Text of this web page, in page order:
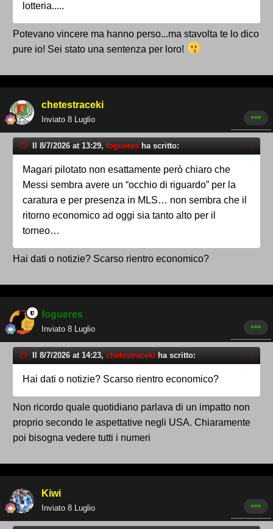
lotteria.....
Potevano vincere ma hanno perso...ma stavolta te lo dico
pure io! Sei stato una sentenza per loro!
chetestraceki
Inviato 8 Luglio
Il 8/7/2026 at 13:29, fogueres ha scritto:
Magari pilotato non esattamente però chiaro che
Messi sembra avere un “occhio di riguardo” per la
caratura e per presenza in MLS… non sembra che il
ritorno economico ad oggi sia tanto alto per il
torneo…
Hai dati o notizie? Scarso rientro economico?
fogueres
Inviato 8 Luglio
Il 8/7/2026 at 14:23, chetestraceki ha scritto:
Hai dati o notizie? Scarso rientro economico?
Non ricordo quale quotidiano parlava di un impatto non
proprio secondo le aspettative negli USA. Chiaramente
poi bisogna vedere tutti i numeri
Kiwi
Inviato 8 Luglio